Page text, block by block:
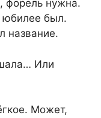
форель нужна.
юбилее был.
название.
Или
Может,